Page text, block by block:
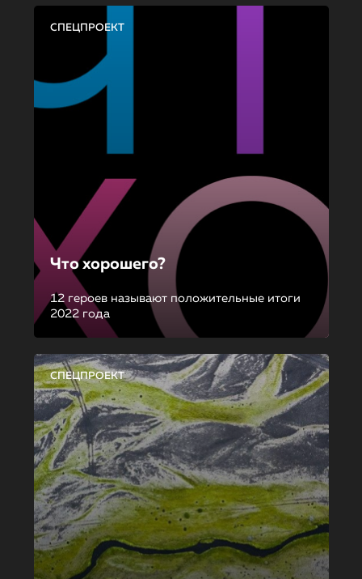
СПЕЦПРОЕКТ
Что хорошего?
12 героев называют положительные итоги
2022 года
СПЕЦПРОЕКТ